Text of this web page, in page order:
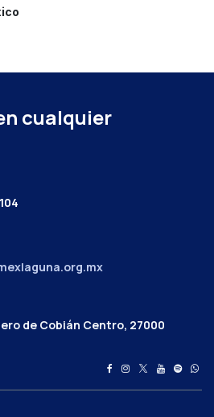
cualquier
de Cobián Centro, 27000